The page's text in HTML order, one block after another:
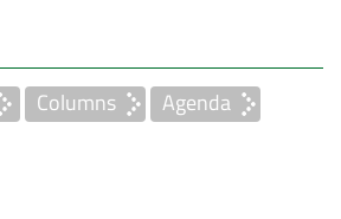
Columns Agenda